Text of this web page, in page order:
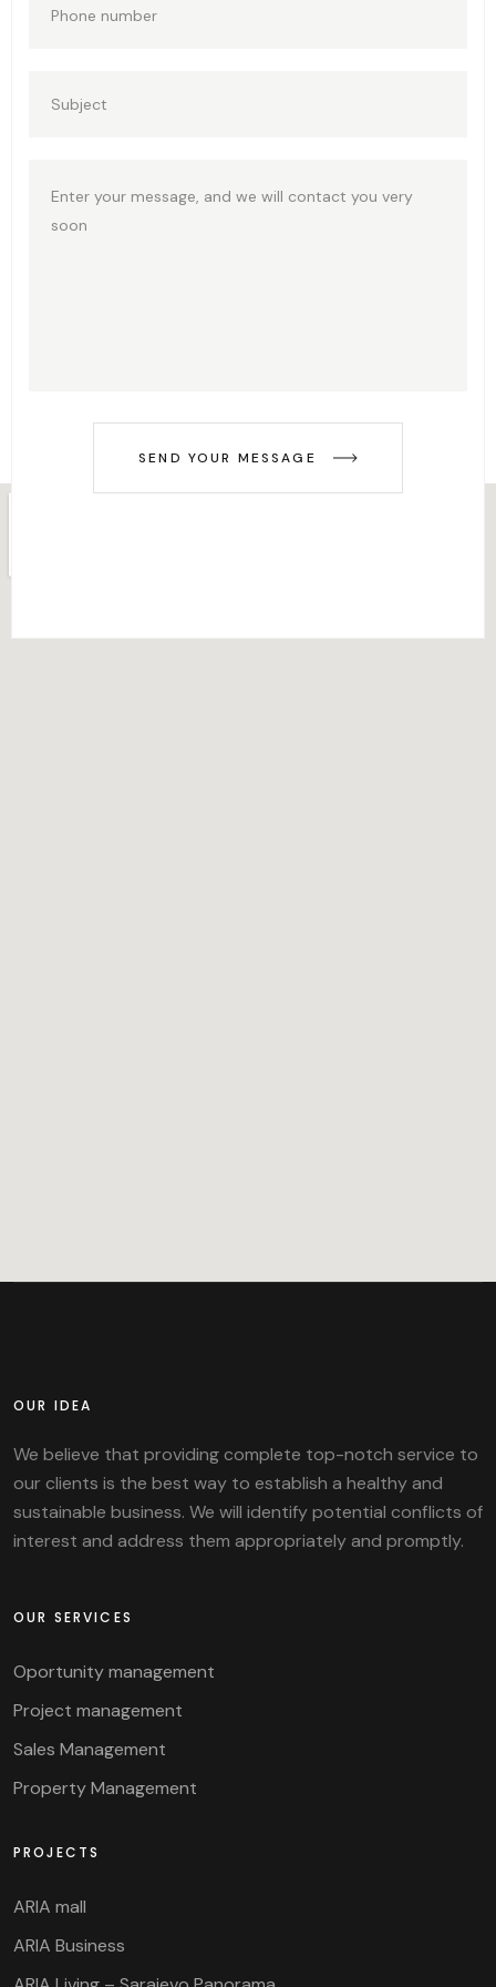
SEND YOUR MESSAGE
OUR IDEA
We believe that providing complete top-notch service to
our clients is the best way to establish a healthy and
sustainable business. We will identify potential conflicts of
interest and address them appropriately and promptly.
OUR SERVICES
Oportunity management
Project management
Sales Management
Property Management
PROJECTS
ARIA mall
ARIA Business